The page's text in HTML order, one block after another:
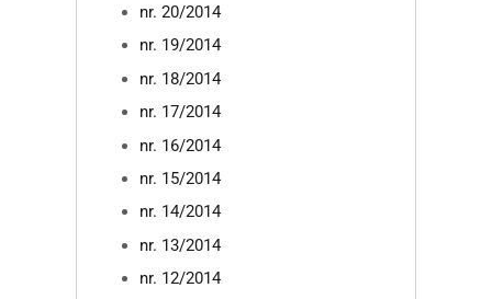
nr. 20/2014
nr. 19/2014
nr. 18/2014
nr. 17/2014
nr. 16/2014
nr. 15/2014
nr. 14/2014
nr. 13/2014
nr. 12/2014